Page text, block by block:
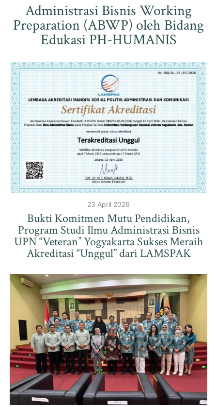
Administrasi Bisnis Working
Preparation (ABWP) oleh Bidang
Edukasi PH-HUMANIS
23 April 2026
Bukti Komitmen Mutu Pendidikan,
Program Studi Ilmu Administrasi Bisnis
UPN “Veteran” Yogyakarta Sukses Meraih
Akreditasi “Unggul” dari LAMSPAK